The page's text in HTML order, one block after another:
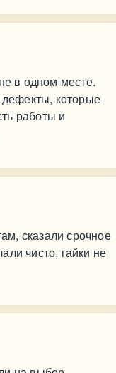
в одном месте.
которые
работы и
сказали срочное
чисто, гайки не